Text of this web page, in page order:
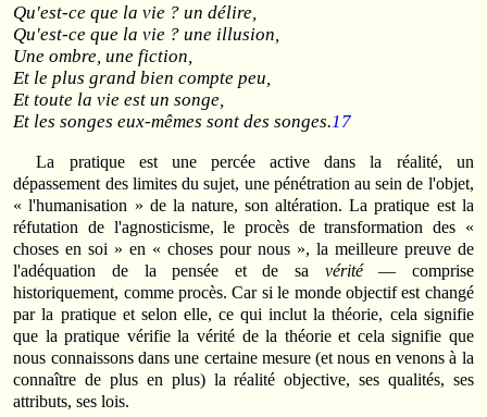
Qu'est-ce que la vie ? un délire,
Qu'est-ce que la vie ? une illusion,
Une ombre, une fiction,
Et le plus grand bien compte peu,
Et toute la vie est un songe,
Et les songes eux-mêmes sont des songes.17
La pratique est une percée active dans la réalité, un
dépassement des limites du sujet, une pénétration au sein de l'objet,
« l'humanisation » de la nature, son altération. La pratique est la
réfutation de l'agnosticisme, le procès de transformation des «
choses en soi » en « choses pour nous », la meilleure preuve de
l'adéquation de la pensée et de sa vérité— comprise
historiquement, comme procès. Car si le monde objectif est changé
par la pratique et selon elle, ce qui inclut la théorie, cela signifie
que la pratique vérifie la vérité de la théorie et cela signifie que
nous connaissons dans une certaine mesure (et nous en venons à la
connaître de plus en plus) la réalité objective, ses qualités, ses
attributs, ses lois.